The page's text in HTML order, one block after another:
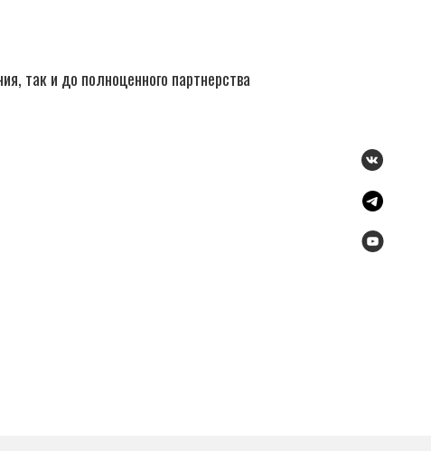
так и до полноценного партнерства